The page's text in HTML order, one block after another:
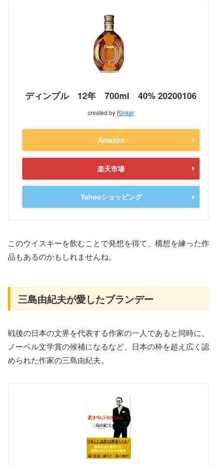
ディンプル 12年 700ml 40% 20200106
created by Rinker
Amazon
楽天市場
Yahooショッピング
このウイスキーを飲むことで発想を得て、構想を練った作
品もあるのかもしれませんね。
三島由紀夫が愛したブランデー
戦後の日本の文界を代表する作家の一人であると同時に、
ノーベル文学賞の候補になるなど、日本の枠を超え広く認
められた作家の三島由紀夫。